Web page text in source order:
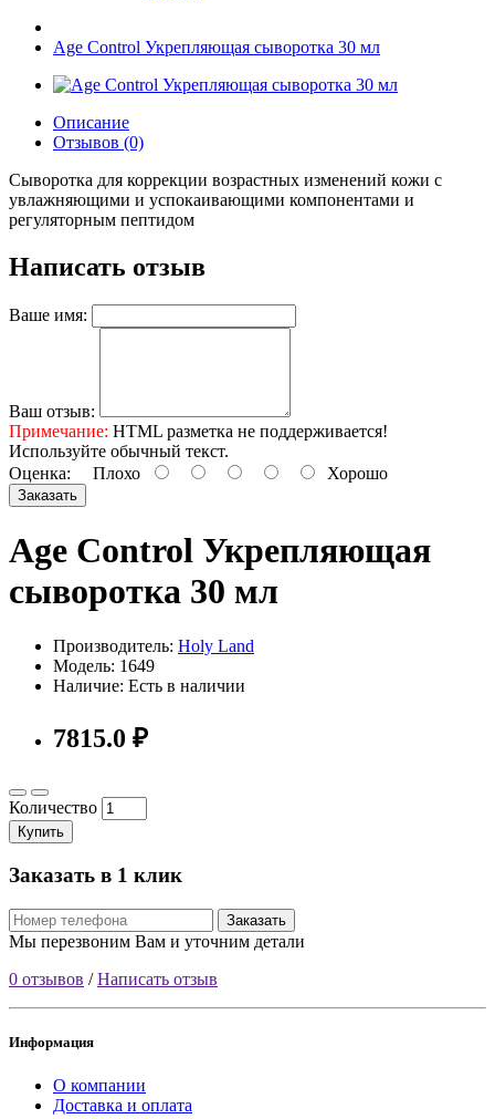
Age Control Укрепляющая сыворотка 30 мл
Описание
Отзывов (0)
Сыворотка для коррекции возрастных изменений кожи с
увлажняющими и успокаивающими компонентами и
регуляторным пептидом
Написать отзыв
Ваше имя:
Ваш отзыв:
Примечание: HTML разметка не поддерживается!
Используйте обычный текст.
Оценка: Плохо Хорошо
Заказать
Age Control Укрепляющая
сыворотка 30 мл
Производитель: Holy Land
Модель: 1649
Наличие: Есть в наличии
7815.0 ₽
Количество
Купить
Заказать в 1 клик
Заказать
Мы перезвоним Вам и уточним детали
0 отзывов /Написать отзыв
Информация
О компании
Доставка и оплата